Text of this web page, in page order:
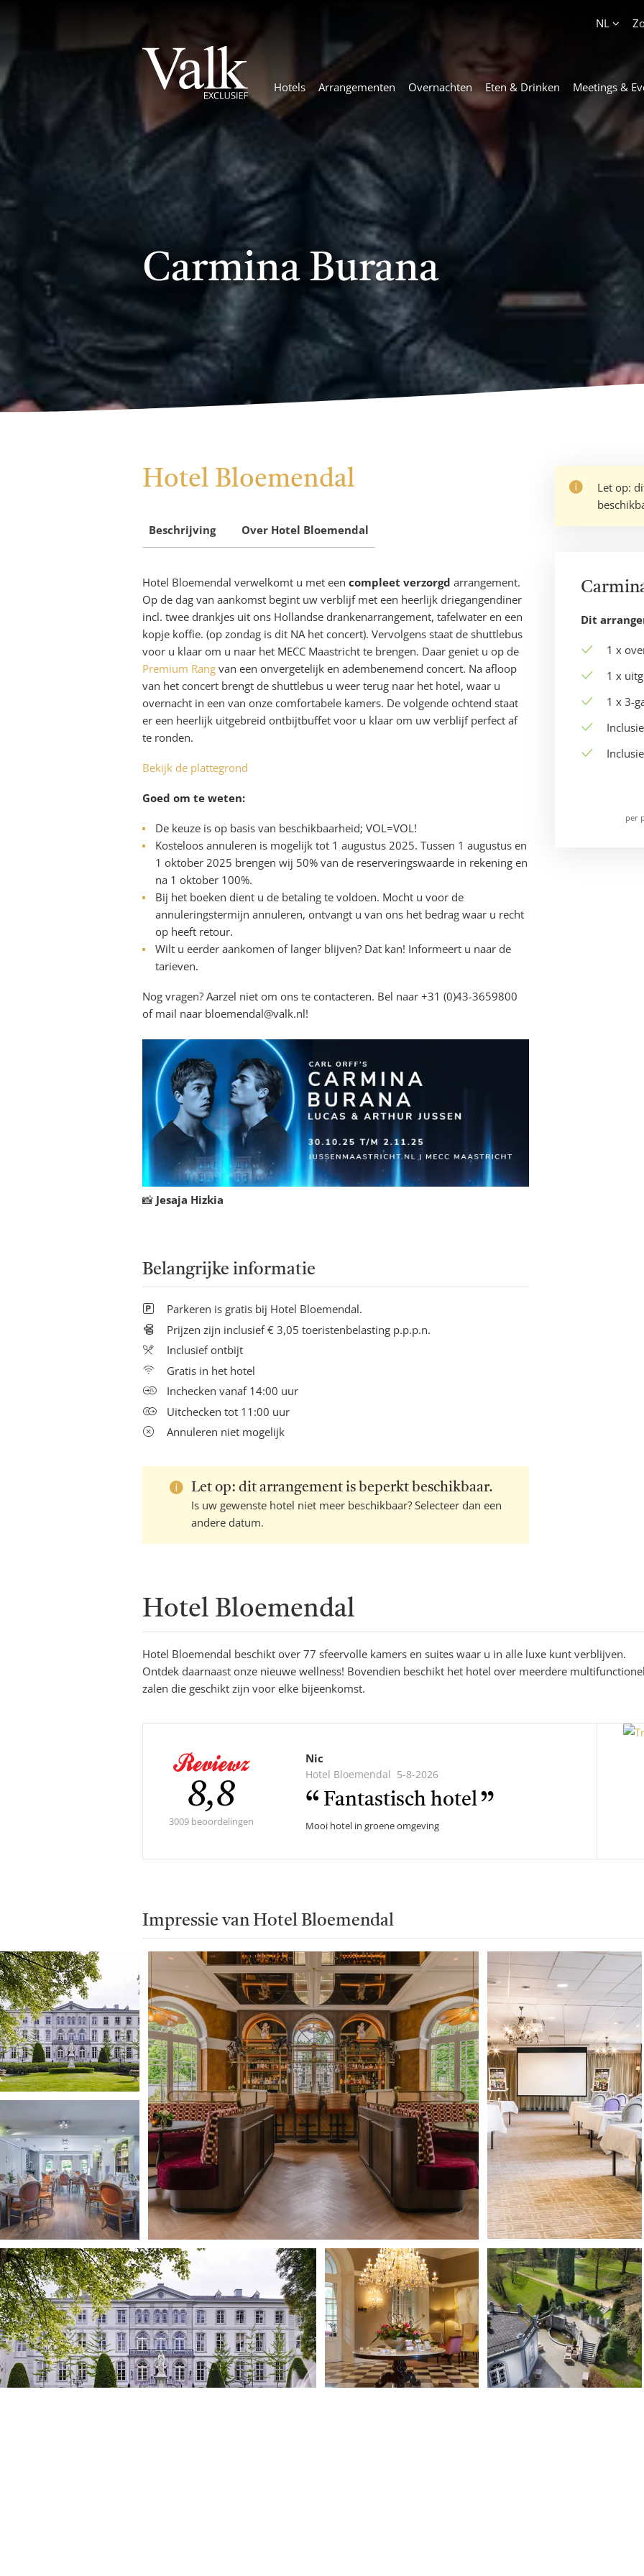
NL
Hotels Arrangementen Overnachten Eten & Drinken Meetings &
Carmina Burana
Burana
Hotel Bloemendal
Beschrijving Over Hotel Bloemendal
Hotel Bloemendal verwelkomt u met een compleet verzorgd arrangement.
Op de dag van aankomst begint uw verblijf met een heerlijk driegangendiner
incl. twee drankjes uit ons Hollandse drankenarrangement, tafelwater en een
kopje koffie. (op zondag is dit NA het concert). Vervolgens staat de shuttlebus
voor u klaar om u naar het MECC Maastricht te brengen. Daar geniet u op de
Premium Rang van een onvergetelijk en adembenemend concert. Na afloop
van het concert brengt de shuttlebus u weer terug naar het hotel, waar u
overnacht in een van onze comfortabele kamers. De volgende ochtend staat
er een heerlijk uitgebreid ontbijtbuffet voor u klaar om uw verblijf perfect af
te ronden.
Bekijk de plattegrond
Goed om te weten:
De keuze is op basis van beschikbaarheid; VOL=VOL!
Kosteloos annuleren is mogelijk tot 1 augustus 2025. Tussen 1 augustus en
1 oktober 2025 brengen wij 50% van de reserveringswaarde in rekening en
na 1 oktober 100%.
Bij het boeken dient u de betaling te voldoen. Mocht u voor de
annuleringstermijn annuleren, ontvangt u van ons het bedrag waar u recht
op heeft retour.
Wilt u eerder aankomen of langer blijven? Dat kan! Informeert u naar de
tarieven.
Nog vragen? Aarzel niet om ons te contacteren. Bel naar +31 (0)43-3659800
of mail naar bloemendal@valk.nl!
📸 Jesaja Hizkia
Belangrijke informatie
Parkeren is gratis bij Hotel Bloemendal.
Prijzen zijn inclusief € 3,05 toeristenbelasting p.p.p.n.
Inclusief ontbijt
Gratis in het hotel
Inchecken vanaf 14:00 uur
Uitchecken tot 11:00 uur
Annuleren niet mogelijk
Let op: dit arrangement is beperkt beschikbaar.
Is uw gewenste hotel niet meer beschikbaar? Selecteer dan een
andere datum.
Let op:
Dit
1 x
1 x
1 x 3-
per
Hotel Bloemendal
Hotel Bloemendal beschikt over 77 sfeervolle kamers en suites waar u in alle luxe kunt verblijven.
Ontdek daarnaast onze nieuwe wellness! Bovendien beschikt het hotel over meerdere
zalen die geschikt zijn voor elke bijeenkomst.
Gemiddelde
score:
8,8
3009 beoordelingen
Nic
Hotel Bloemendal 5-8-2026
Fantastisch hotel
Mooi hotel in groene omgeving
Impressie van Hotel Bloemendal